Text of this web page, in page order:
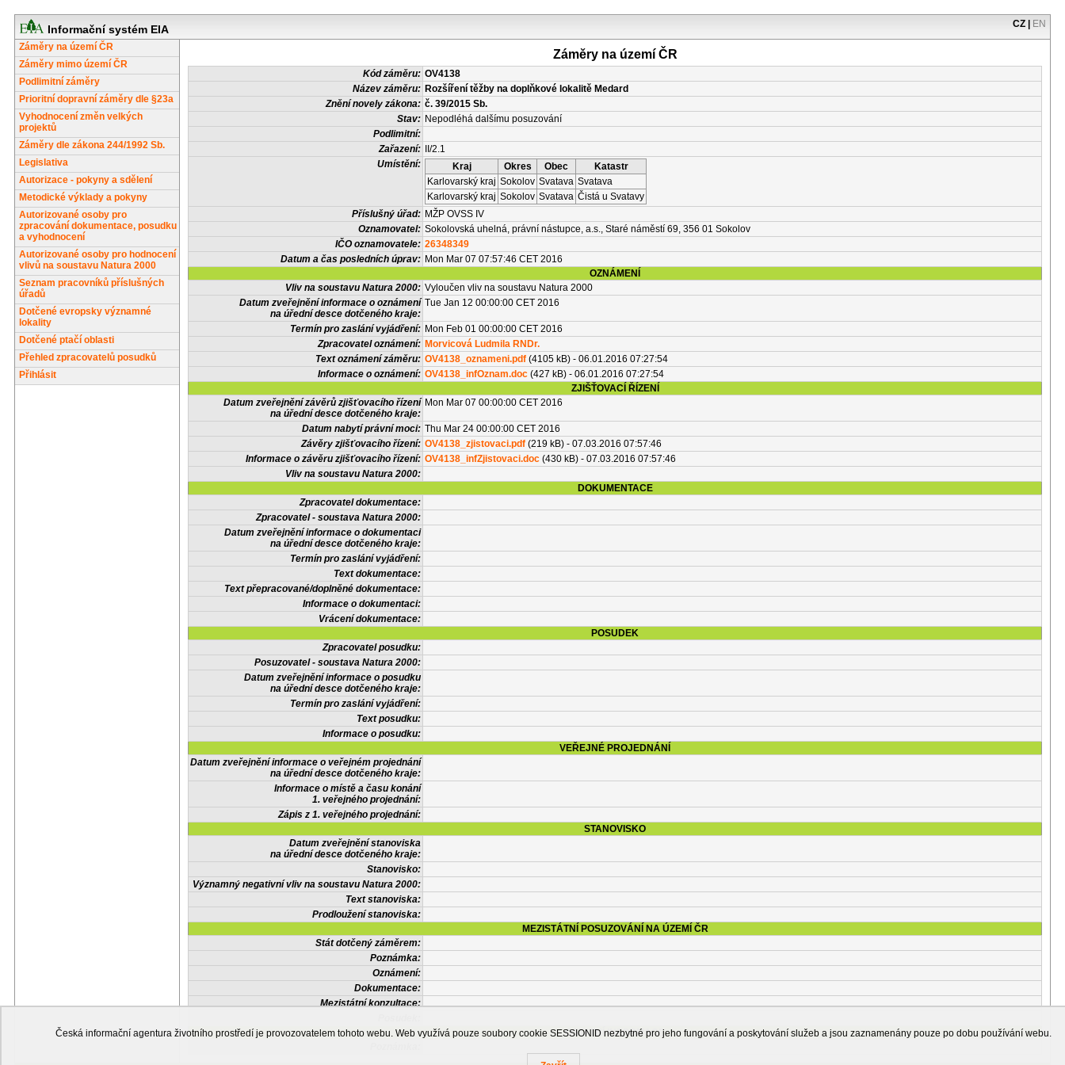
Informační systém EIA CZ EN
Záměry na území ČR
Záměry mimo území ČR
Podlimitní záměry
Prioritní dopravní záměry dle §23a
Vyhodnocení změn velkých
projektů
Záměry dle zákona 244/1992 Sb.
Legislativa
Autorizace - pokyny a sdělení
Metodické výklady a pokyny
Autorizované osoby pro
zpracování dokumentace, posudku
a vyhodnocení
Autorizované osoby pro hodnocení
vlivů na soustavu Natura 2000
Seznam pracovníků příslušných
úřadů
Dotčené evropsky významné
lokality
Dotčené ptačí oblasti
Přehled zpracovatelů posudků
Přihlásit
Záměry na území ČR
Kód záměru: OV4138
Název záměru: Rozšíření těžby na doplňkové lokalitě Medard
Znění novely zákona: č. 39/2015 Sb.
Stav: Nepodléhá dalšímu posuzování
Podlimitní:
Zařazení:
II/2.1
Umístění:
Kraj Okres Obec
Katastr
Karlovarský kraj Sokolov Svatava Svatava
Karlovarský kraj Sokolov Svatava Čistá u Svatavy
Příslušný úřad: MŽP OVSS IV
Oznamovatel: Sokolovská uhelná, právní nástupce, a.s., Staré náměstí 69, 356 01 Sokolov
IČO oznamovatele: 26348349
Datum a čas posledních úprav: Mon Mar 07 07:57:46 CET 2016
OZNÁMENÍ
Vliv na soustavu Natura 2000: Vyloučen vliv na soustavu Natura 2000
Datum zveřejnění informace o oznámení
na úřední desce dotčeného kraje:
Tue Jan 12 00:00:00 CET 2016
Termín pro zaslání vyjádření: Mon Feb 01 00:00:00 CET 2016
Zpracovatel oznámení: Morvicová Ludmila RNDr.
Text oznámení záměru: OV4138_oznameni.pdf (4105 kB) - 06.01.2016 07:27:54
Informace o oznámení: OV4138_infOznam.doc (427 kB) - 06.01.2016 07:27:54
ZJIŠŤOVACÍ ŘÍZENÍ
Datum zveřejnění závěrů zjišťovacího řízení
na úřední desce dotčeného kraje:
Mon Mar 07 00:00:00 CET 2016
Datum nabytí právní moci: Thu Mar 24 00:00:00 CET 2016
Závěry zjišťovacího řízení: OV4138_zjistovaci.pdf (219 kB) - 07.03.2016 07:57:46
Informace o závěru zjišťovacího řízení: OV4138_infZjistovaci.doc (430 kB) - 07.03.2016 07:57:46
Vliv na soustavu Natura 2000:
DOKUMENTACE
Zpracovatel dokumentace:
Zpracovatel - soustava Natura 2000:
Datum zveřejnění informace o dokumentaci
na úřední desce dotčeného kraje:
Termín pro zaslání vyjádření:
Text dokumentace:
Text přepracované/doplněné dokumentace:
Informace o dokumentaci:
Vrácení dokumentace:
POSUDEK
Zpracovatel posudku:
Posuzovatel - soustava Natura 2000:
Datum zveřejnění informace o posudku
na úřední desce dotčeného kraje:
Termín pro zaslání vyjádření:
Text posudku:
Informace o posudku:
VEŘEJNÉ PROJEDNÁNÍ
Datum zveřejnění informace o veřejném projednání
na úřední desce dotčeného kraje:
Informace o místě a času konání
1. veřejného projednání:
Zápis z 1. veřejného projednání:
STANOVISKO
Datum zveřejnění stanoviska
na úřední desce dotčeného kraje:
Stanovisko:
Významný negativní vliv na soustavu Natura 2000:
Text stanoviska:
Prodloužení stanoviska:
MEZISTÁTNÍ POSUZOVÁNÍ NA ÚZEMÍ ČR
Stát dotčený záměrem:
Poznámka:
Oznámení:
Dokumentace:
Mezistátní konzultace:
OSTATNÍ INFORMACE
Česká informační agentura životního prostředí je provozovatelem tohoto webu. Web využívá pouze soubory cookie SESSIONID nezbytné pro jeho fungování a poskytování služeb a jsou zaznamenány pouze po dobu používání webu.